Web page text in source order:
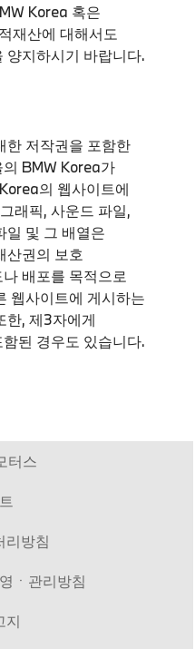
Korea 혹은
재산에 대해서도
양지하시기 바랍니다.
저작권을 포함한
BMW Korea가
의 웹사이트에
래픽, 사운드 파일,
일 및 그 배열은
산권의 보호
배포를 목적으로
웹사이트에 게시하는
한, 제3자에게
된 경우도 있습니다.
터스
리방침
ㆍ관리방침
지